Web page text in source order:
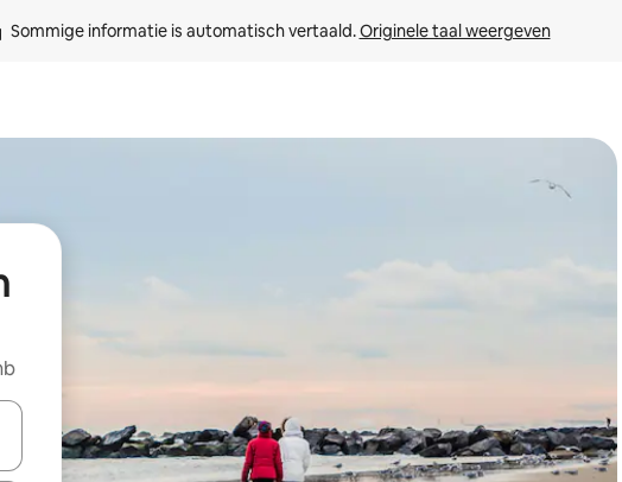
Sommige informatie is automatisch vertaald. Originele taal weergeven
keuze met je de pijltjestoetsen omhoog en omlaag, óf door te tikken of swipen.